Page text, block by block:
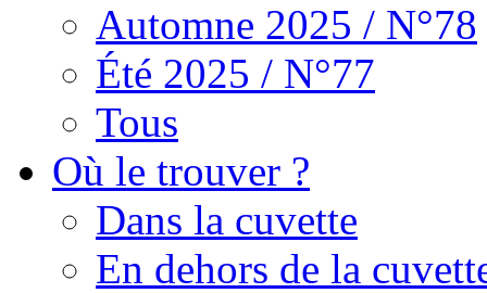
Automne 2025 / N°78
Été 2025 / N°77
Tous
Où le trouver ?
Dans la cuvette
En dehors de la